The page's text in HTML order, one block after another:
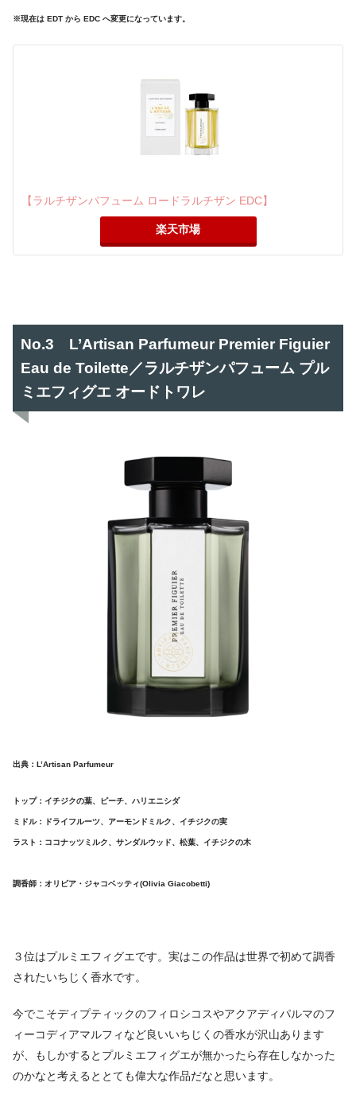
※現在は EDT から EDC へ変更になっています。
【ラルチザンパフューム ロードラルチザン EDC】
楽天市場
No.3 L’Artisan Parfumeur Premier Figuier
Eau de Toilette／ラルチザンパフューム プル
ミエフィグエ オードトワレ
出典：L’Artisan Parfumeur
トップ：イチジクの葉、ピーチ、ハリエニシダ
ミドル：ドライフルーツ、アーモンドミルク、イチジクの実
ラスト：ココナッツミルク、サンダルウッド、松葉、イチジクの木
調香師：オリビア・ジャコベッティ(Olivia Giacobetti)
３位はプルミエフィグエです。実はこの作品は世界で初めて調香
されたいちじく香水です。
今でこそディプティックのフィロシコスやアクアディパルマのフ
ィーコディアマルフィなど良いいちじくの香水が沢山あります
が、もしかするとプルミエフィグエが無かったら存在しなかった
のかなと考えるととても偉大な作品だなと思います。